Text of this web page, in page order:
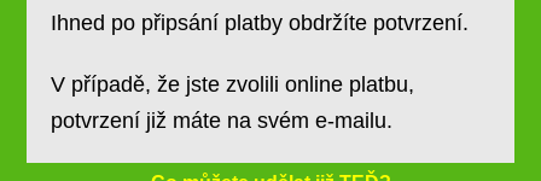
Ihned po připsání platby obdržíte potvrzení.
V případě, že jste zvolili online platbu,
potvrzení již máte na svém e-mailu.